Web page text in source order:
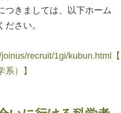
つきましては、以下ホーム
さい。
recruit/1gi/kubun.html
）】